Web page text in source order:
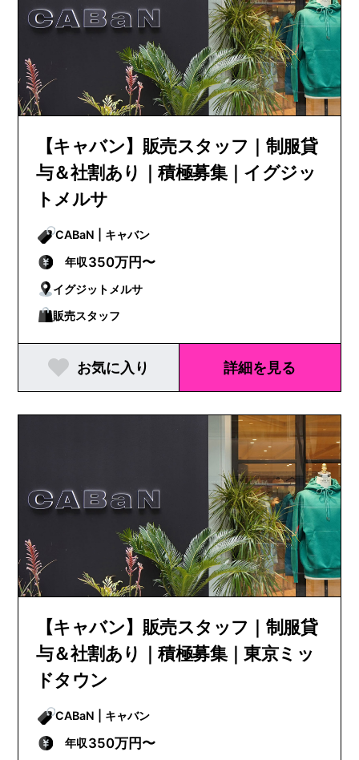
【キャバン】販売スタッフ｜制服貸
与＆社割あり｜積極募集｜イグジッ
トメルサ
CABaN | キャバン
年収350万円〜
イグジットメルサ
販売スタッフ
お気に入り 詳細を見る
【キャバン】販売スタッフ｜制服貸
与＆社割あり｜積極募集｜東京ミッ
ドタウン
CABaN | キャバン
年収350万円〜